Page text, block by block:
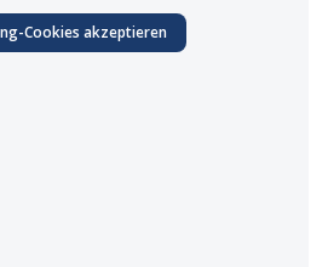
-Cookies akzeptieren